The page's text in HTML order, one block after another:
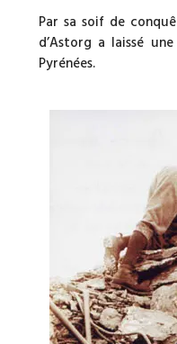
Par sa soif de
d’Astorg a laissé
Pyrénées.